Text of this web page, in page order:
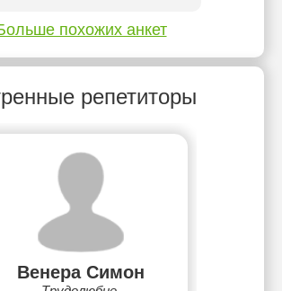
похожих анкет
репетиторы
Венера Симон